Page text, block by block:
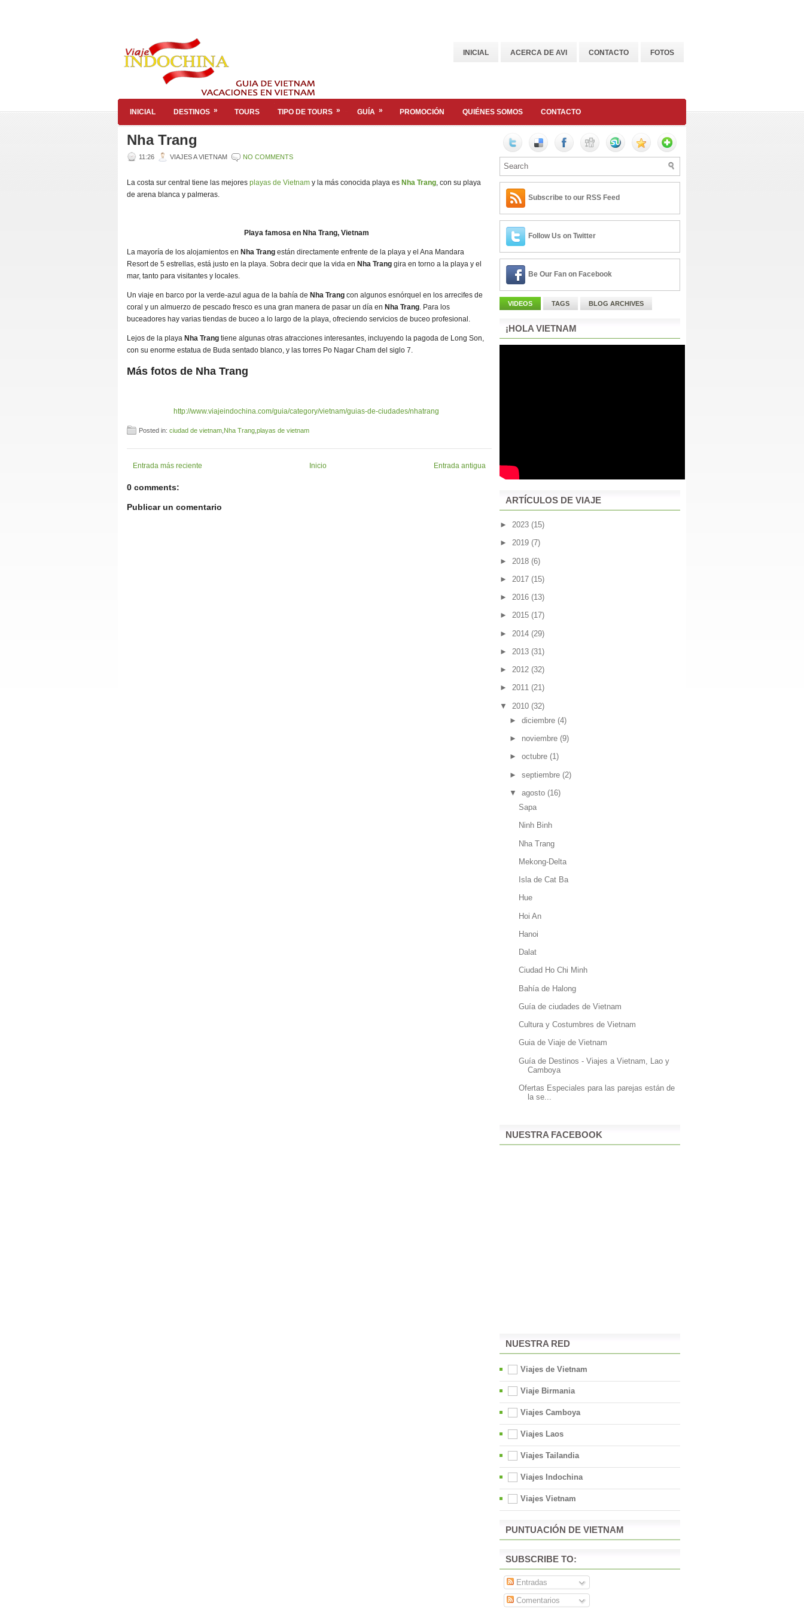
INICIAL ACERCA DE AVI CONTACTO FOTOS
INICIAL DESTINOS » TOURS TIPO DE TOURS » GUÍA » PROMOCIÓN QUIÉNES SOMOS CONTACTO
Nha Trang
11:26 VIAJES A VIETNAM NO COMMENTS
La costa sur central tiene las mejores playas de Vietnam y la más conocida playa es Nha Trang, con su playa
de arena blanca y palmeras.
Playa famosa en Nha Trang, Vietnam
La mayoría de los alojamientos en Nha Trang están directamente enfrente de la playa y el Ana Mandara
Resort de 5 estrellas, está justo en la playa. Sobra decir que la vida en Nha Trang gira en torno a la playa y el
mar, tanto para visitantes y locales.
Un viaje en barco por la verde-azul agua de la bahía de Nha Trang con algunos esnórquel en los arrecifes de
coral y un almuerzo de pescado fresco es una gran manera de pasar un día en Nha Trang. Para los
buceadores hay varias tiendas de buceo a lo largo de la playa, ofreciendo servicios de buceo profesional.
Lejos de la playa Nha Trang tiene algunas otras atracciones interesantes, incluyendo la pagoda de Long Son,
con su enorme estatua de Buda sentado blanco, y las torres Po Nagar Cham del siglo 7.
Más fotos de Nha Trang
http://www.viajeindochina.com/guia/category/vietnam/guias-de-ciudades/nhatrang
Posted in: ciudad de vietnam Nha Trang playas de vietnam
Entrada más reciente Entrada antigua
Inicio
0 comments:
Publicar un comentario
Subscribe to our RSS Feed
Follow Us on Twitter
Be Our Fan on Facebook
VIDEOS TAGS BLOG ARCHIVES
¡HOLA VIETNAM
ARTÍCULOS DE VIAJE
► 2023 (15)
► 2019 (7)
► 2018 (6)
► 2017 (15)
► 2016 (13)
► 2015 (17)
► 2014 (29)
► 2013 (31)
► 2012 (32)
► 2011 (21)
▼ 2010 (32)
► diciembre (4)
► noviembre (9)
► octubre (1)
► septiembre (2)
▼ agosto (16)
Sapa
Ninh Binh
Nha Trang
Mekong-Delta
Isla de Cat Ba
Hue
Hoi An
Hanoi
Dalat
Ciudad Ho Chi Minh
Bahía de Halong
Guía de ciudades de Vietnam
Cultura y Costumbres de Vietnam
Guia de Viaje de Vietnam
Guía de Destinos - Viajes a Vietnam, Lao y
Camboya
Ofertas Especiales para las parejas están de
la se...
NUESTRA FACEBOOK
NUESTRA RED
Viajes de Vietnam
Viaje Birmania
Viajes Camboya
Viajes Laos
Viajes Tailandia
Viajes Indochina
Viajes Vietnam
PUNTUACIÓN DE VIETNAM
SUBSCRIBE TO:
Entradas
Comentarios